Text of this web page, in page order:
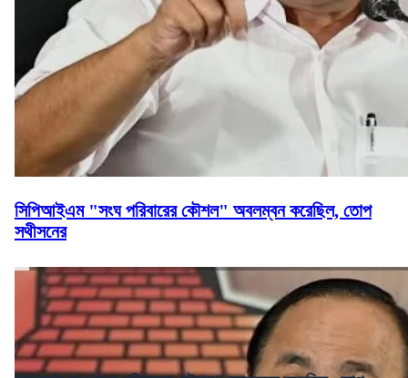
সিপিআইএম "সংঘ পরিবারের কৌশল" অবলম্বন করেছিল, তোপ
সথীসনের